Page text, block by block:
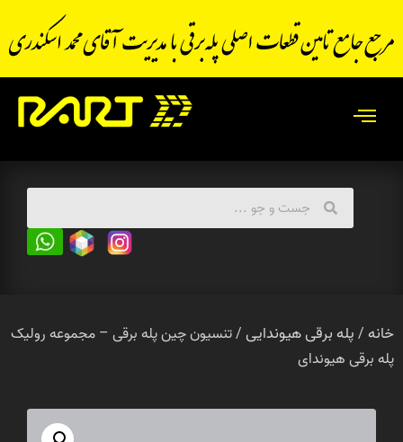
خانه /پله برقی هیوندایی/ تنسیون چین پله برقی – مجموعه رولیک
پله برقی هیوندای